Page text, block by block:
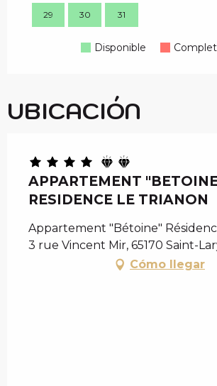
29 30 31
Disponible
UBICACIÓN
APPARTEMENT
RESIDENCE LE TRIANON
Appartement "Bétoine"
3 rue Vincent Mir, 65170 Saint-
Cómo llegar